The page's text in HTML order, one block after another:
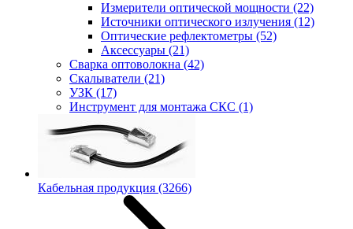
Измерители оптической мощности (22)
Источники оптического излучения (12)
Оптические рефлектометры (52)
Аксессуары (21)
Сварка оптоволокна (42)
Скалыватели (21)
УЗК (17)
Инструмент для монтажа СКС (1)
Кабельная продукция (3266)